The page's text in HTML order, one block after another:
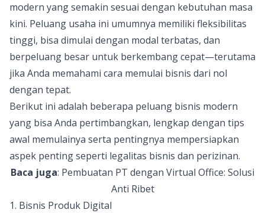
modern yang semakin sesuai dengan kebutuhan masa
kini. Peluang usaha ini umumnya memiliki fleksibilitas
tinggi, bisa dimulai dengan modal terbatas, dan
berpeluang besar untuk berkembang cepat—terutama
jika Anda memahami cara memulai bisnis dari nol
dengan tepat.
Berikut ini adalah beberapa peluang bisnis modern
yang bisa Anda pertimbangkan, lengkap dengan tips
awal memulainya serta pentingnya mempersiapkan
aspek penting seperti legalitas bisnis dan perizinan.
Baca juga: Pembuatan PT dengan Virtual Office: Solusi
Anti Ribet
1. Bisnis Produk Digital